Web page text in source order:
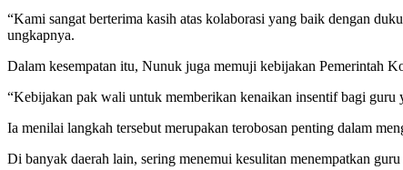
“Kami sangat berterima kasih atas kolaborasi yang baik dengan
ungkapnya.
Dalam kesempatan itu, Nunuk juga memuji kebijakan Pemerintah
“Kebijakan pak wali untuk memberikan kenaikan insentif bagi guru
Ia menilai langkah tersebut merupakan terobosan penting dalam
Di banyak daerah lain, sering menemui kesulitan menempatkan